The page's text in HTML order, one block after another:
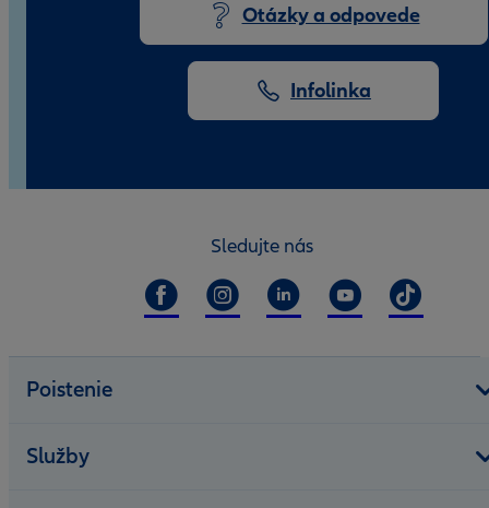
Otázky a odpovede
Infolinka
Sledujte nás
Poistenie
Služby